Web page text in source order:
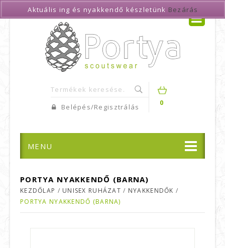
0
Belépés/Regisztrálás
MENU
PORTYA NYAKKENDŐ (BARNA)
KEZDŐLAP / UNISEX RUHÁZAT / NYAKKENDŐK /
PORTYA NYAKKENDŐ (BARNA)
Aktuális ing és nyakkendő készletünk Bezárás